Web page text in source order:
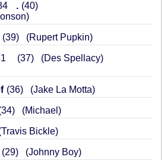
. 40
39 (Rupert Pupkin)
37 (Des Spellacy)
36 (Jake La Motta)
34 (Michael)
Bickle)
29 (Johnny Boy)